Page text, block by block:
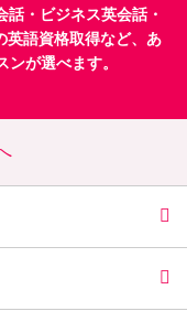
話・ ビジネス英会話・
英語資格取得など、あ
が選べます。